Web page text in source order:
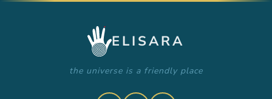
ELISARA
the universe is a friendly place